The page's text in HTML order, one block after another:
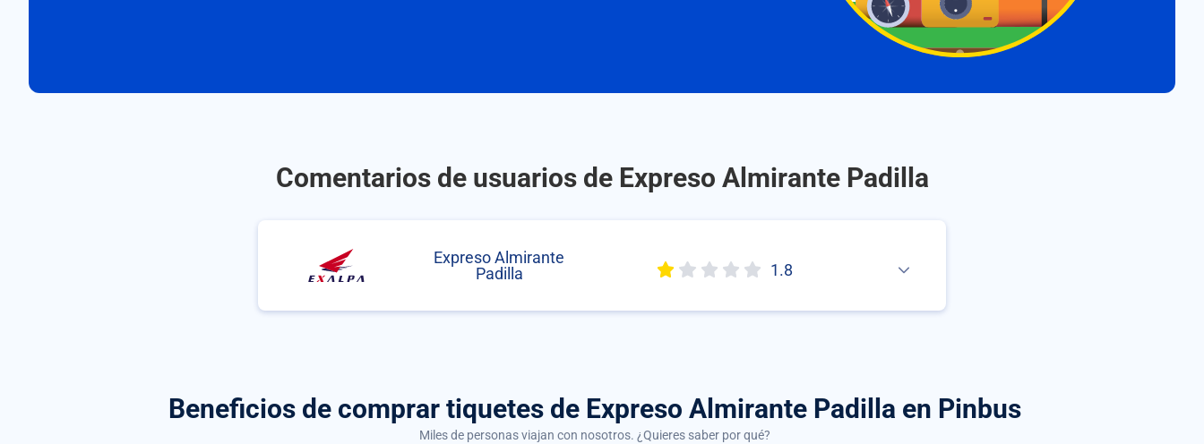
Comentarios de usuarios de Expreso Almirante Padilla
Expreso Almirante
Padilla
1.8
Beneficios de comprar tiquetes de Expreso Almirante Padilla en Pinbus
Miles de personas viajan con nosotros. ¿Quieres saber por qué?